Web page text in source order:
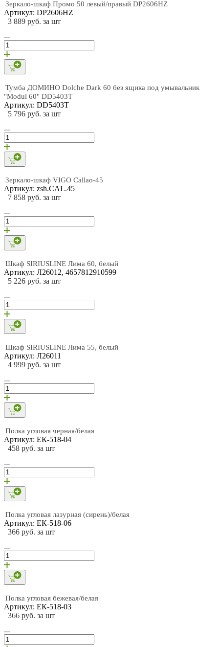
Зеркало-шкаф Промо 50 левый/правый DP2606HZ
Артикул: DP2606HZ
3 889 руб. за шт
Тумба ДОМИНО Dolche Dark 60 без ящика под умывальник
"Modul 60" DD5403T
Артикул: DD5403T
5 796 руб. за шт
Зеркало-шкаф VIGO Callao-45
Артикул: zsh.CAL.45
7 858 руб. за шт
Шкаф SIRIUSLINE Лима 60, белый
Артикул: Л26012, 4657812910599
5 226 руб. за шт
Шкаф SIRIUSLINE Лима 55, белый
Артикул: Л26011
4 999 руб. за шт
Полка угловая черная/белая
Артикул: ЕК-518-04
458 руб. за шт
Полка угловая лазурная (сирень)/белая
Артикул: ЕК-518-06
366 руб. за шт
Полка угловая бежевая/белая
Артикул: ЕК-518-03
366 руб. за шт